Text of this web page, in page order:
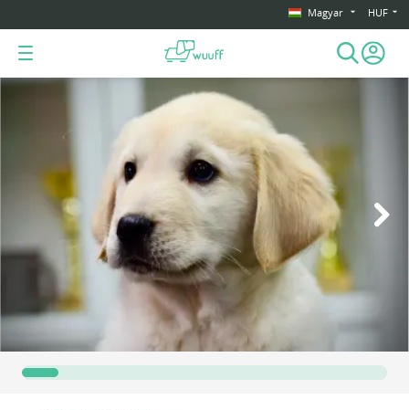
Magyar HUF